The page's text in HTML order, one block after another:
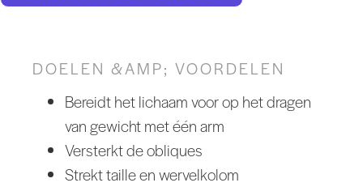
DOELEN &AMP; VOORDELEN
Bereidt het lichaam voor op het dragen
van gewicht met één arm
Versterkt de obliques
Strekt taille en wervelkolom